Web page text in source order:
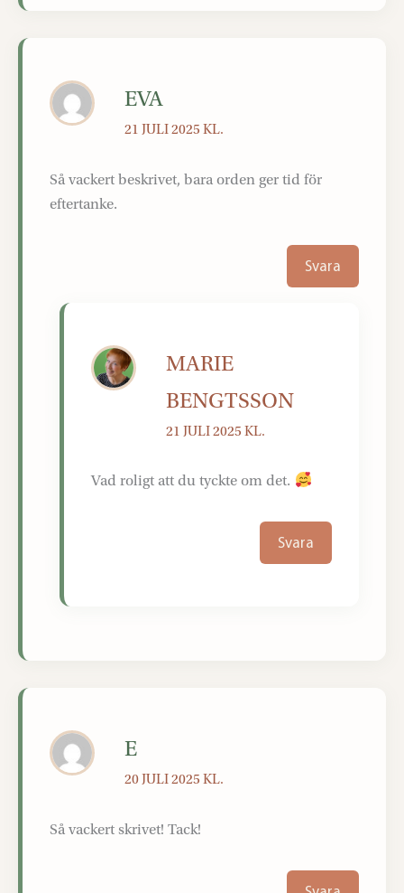
EVA
21 JULI 2025 KL.
Så vackert beskrivet, bara orden ger tid för
eftertanke.
Svara
MARIE
BENGTSSON
21 JULI 2025 KL.
Vad roligt att du tyckte om det.
Svara
E
20 JULI 2025 KL.
Så vackert skrivet! Tack!